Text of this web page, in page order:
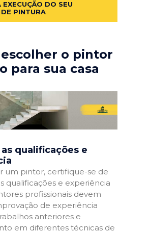
EXECUÇÃO DO SEU
PINTURA
escolher o pintor
para sua casa
qualificações e
um pintor, certifique-se de
qualificações e experiência
profissionais devem
de experiência
anteriores e
em diferentes técnicas de